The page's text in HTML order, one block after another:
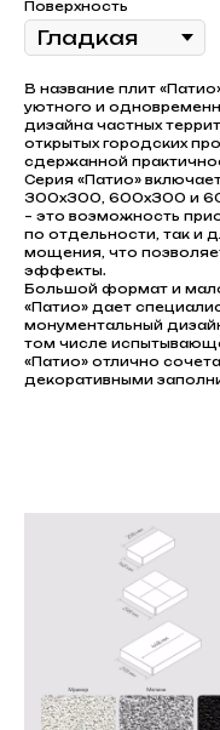
Поверхность
В название плит
уютного и
дизайна частных
открытых городских
сдержанной
Серия «Патио»
300х300, 600х300 и
– это возможность
по отдельности, так и
мощения, что
эффекты.
Большой формат и
«Патио» дает
монументальный
том числе
«Патио» отлично
декоративными